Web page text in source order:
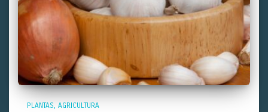
PLANTAS AGRICULTURA